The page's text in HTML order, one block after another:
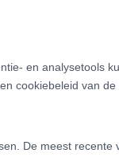
en analysetools
cookiebeleid van
De meest recente